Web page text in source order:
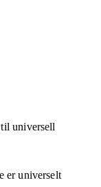
universell
er universelt